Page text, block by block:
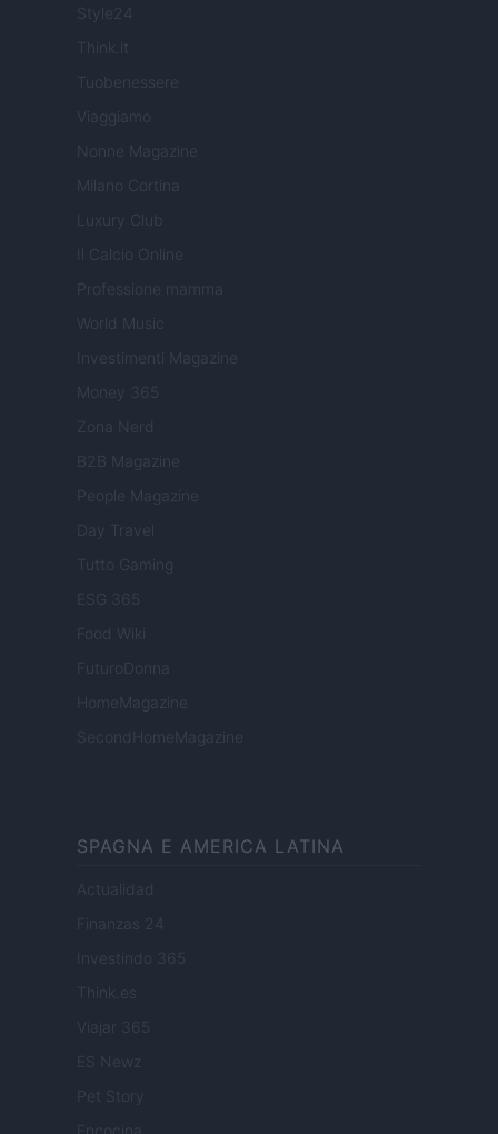
Style24
Think.it
Tuobenessere
Viaggiamo
Nonne Magazine
Milano Cortina
Luxury Club
Il Calcio Online
Professione mamma
World Music
Investimenti Magazine
Money 365
Zona Nerd
B2B Magazine
People Magazine
Day Travel
Tutto Gaming
ESG 365
Food Wiki
FuturoDonna
HomeMagazine
SecondHomeMagazine
SPAGNA E AMERICA LATINA
Actualidad
Finanzas 24
Investindo 365
Think.es
Viajar 365
ES Newz